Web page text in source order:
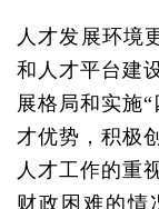
人才发展环境
和人才平台建
展格局和实施
才优势，积极
人才工作的重
财政困难的情